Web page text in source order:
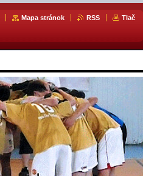
Mapa stránok RSS Tlač